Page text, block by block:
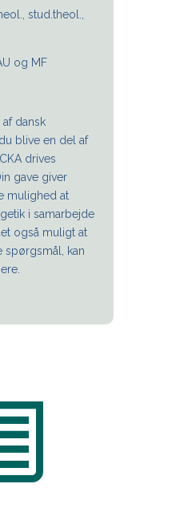
stud.theol.,
og MF
dansk
blive en del af
drives
gave giver
mulighed at
i samarbejde
også muligt at
kan